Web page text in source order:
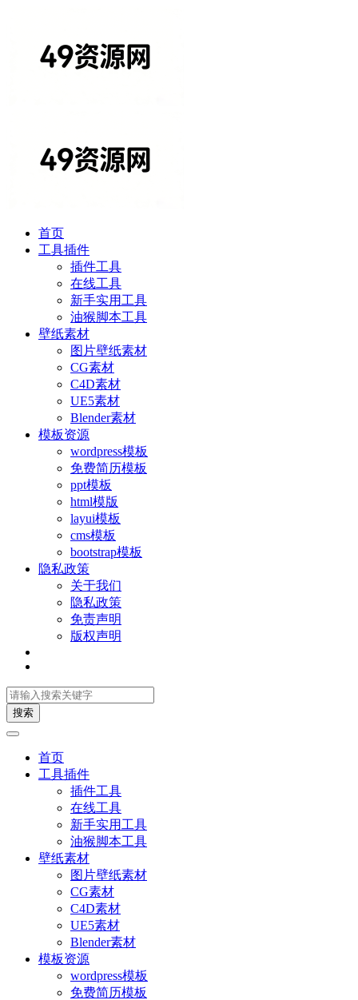
首页
工具插件
插件工具
在线工具
新手实用工具
油猴脚本工具
壁纸素材
图片壁纸素材
CG素材
C4D素材
UE5素材
Blender素材
模板资源
wordpress模板
免费简历模板
ppt模板
html模版
layui模板
cms模板
bootstrap模板
隐私政策
关于我们
隐私政策
免责声明
版权声明
搜索
首页
工具插件
插件工具
在线工具
新手实用工具
油猴脚本工具
壁纸素材
图片壁纸素材
CG素材
C4D素材
UE5素材
Blender素材
模板资源
wordpress模板
免费简历模板